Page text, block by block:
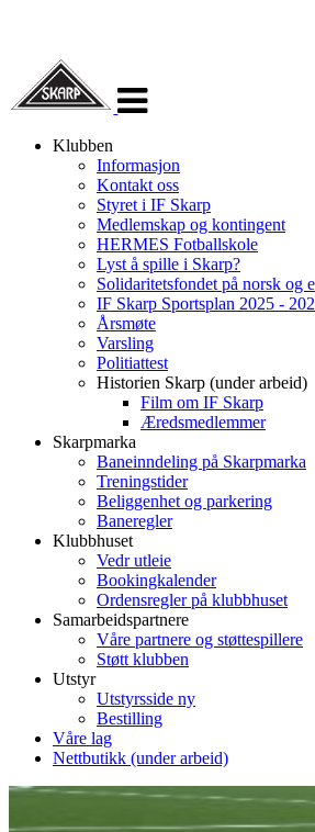
navigasjon
Klubben
Informasjon
Kontakt oss
Styret i IF Skarp
Medlemskap og kontingent
HERMES Fotballskole
Lyst å spille i Skarp?
Solidaritetsfondet på norsk og
IF Skarp Sportsplan 2025 -
Årsmøte
Varsling
Politiattest
Historien Skarp (under arbeid)
Film om IF Skarp
Æredsmedlemmer
Skarpmarka
Baneinndeling på Skarpmarka
Treningstider
Beliggenhet og parkering
Baneregler
Klubbhuset
Vedr utleie
Bookingkalender
Ordensregler på klubbhuset
Samarbeidspartnere
Våre partnere og støttespillere
Støtt klubben
Utstyr
Utstyrsside ny
Bestilling
Våre lag
Nettbutikk (under arbeid)